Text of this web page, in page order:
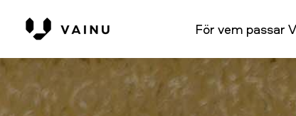
För vem passar